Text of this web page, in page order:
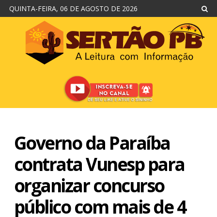
QUINTA-FEIRA, 06 DE AGOSTO DE 2026
Governo da Paraíba
contrata Vunesp para
organizar concurso
público com mais de 4